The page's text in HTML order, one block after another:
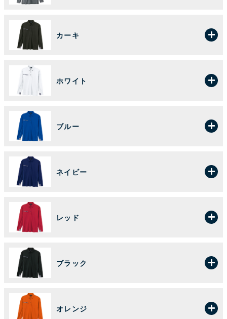
カーキ
ホワイト
ブルー
ネイビー
レッド
ブラック
オレンジ